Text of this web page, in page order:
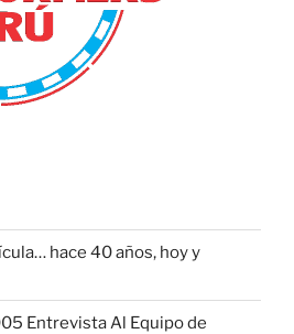
hace 40 años, hoy y
Entrevista Al Equipo de